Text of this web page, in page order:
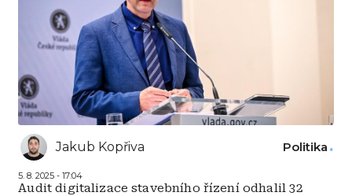
Jakub Kopřiva
5. 8. 2025 - 17:04
Politika
Audit digitalizace stavebního řízení odhalil 32